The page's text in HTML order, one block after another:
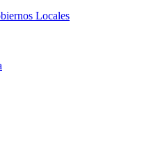
Locales